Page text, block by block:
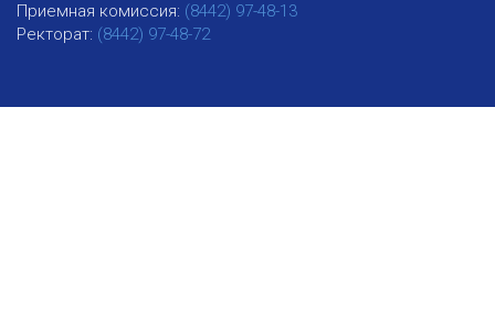
Приемная комиссия: (8442) 97-48-13
Ректорат: (8442) 97-48-72